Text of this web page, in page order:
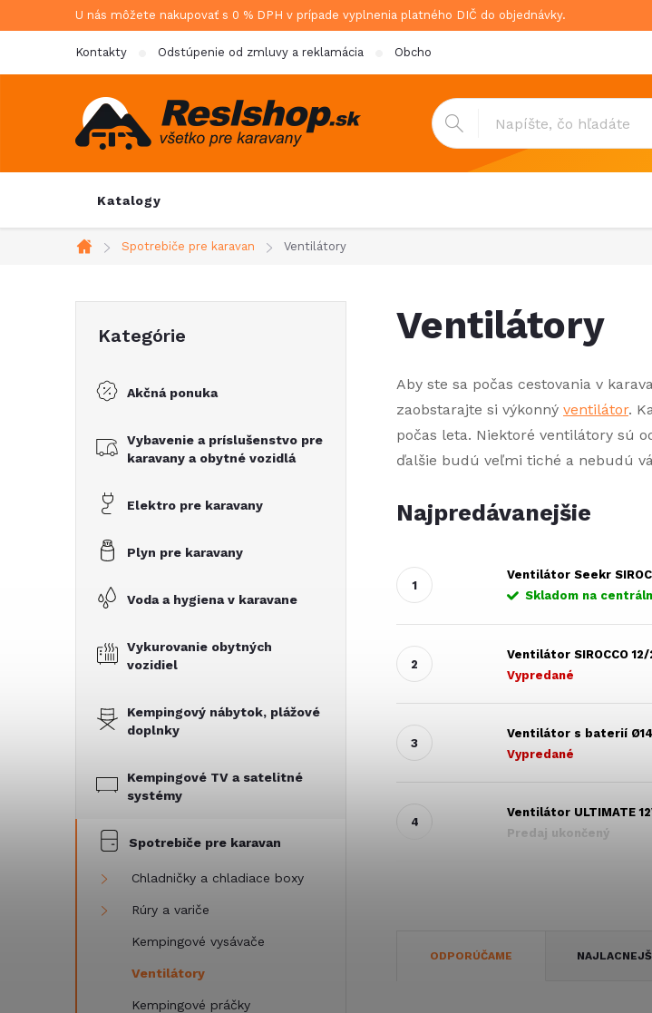
na
U nás môžete nakupovať s 0 % DPH v prípade vyplnenia platného DIČ do objednávky.
Kontakty Odstúpenie od zmluvy a reklamácia Obchodné podmienky
Katalogy
Domov
Spotrebiče pre karavan Ventilátory
kategórie
Kategórie
Akčná ponuka
Vybavenie a príslušenstvo pre
karavany a obytné vozidlá
Elektro pre karavany
Plyn pre karavany
Voda a hygiena v karavane
Vykurovanie obytných
vozidiel
Kempingový nábytok, plážové
doplnky
Kempingové TV a satelitné
systémy
Spotrebiče pre karavan
Chladničky a chladiace boxy
Rúry a variče
Kempingové vysávače
Ventilátory
Kempingové práčky
Ventilátory
Aby ste sa počas cestovania v
zaobstarajte si výkonný ventilátor.
počas leta. Niektoré ventilátory sú
ďalšie budú veľmi tiché a nebudú
Najpredávanejšie
Ventilátor Seekr
Skladom na
Ventilátor SIROCCO 12/
Vypredané
Ventilátor s baterií
Vypredané
Ventilátor ULTIMATE
Predaj ukončený
ODPORÚČAME